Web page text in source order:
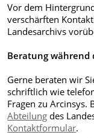
Vor dem
verschärften
Landesarchivs
Beratung während
Gerne beraten wir
schriftlich wie
Fragen zu Arcinsys.
Abteilung des
Kontaktformular.